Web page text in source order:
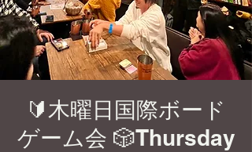
🔰木曜日国際ボード
ゲーム会 🎲Thursday